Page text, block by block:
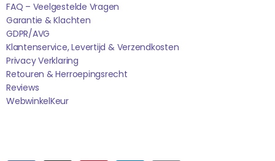
FAQ – Veelgestelde Vragen
Garantie & Klachten
GDPR/AVG
Klantenservice, Levertijd & Verzendkosten
Privacy Verklaring
Retouren & Herroepingsrecht
Reviews
WebwinkelKEur